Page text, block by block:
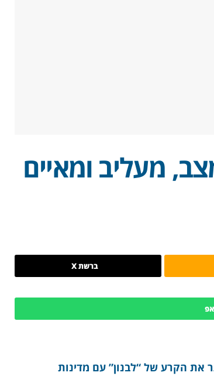
מעליב ומאיים
ברשת X
את הקרע של “לבנון” עם מדינות